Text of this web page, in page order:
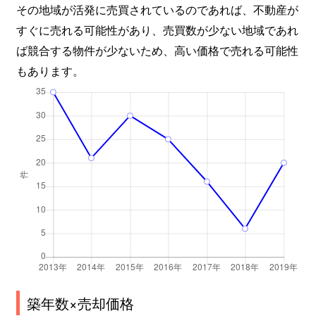
その地域が活発に売買されているのであれば、不動産が
すぐに売れる可能性があり、売買数が少ない地域であれ
ば競合する物件が少ないため、高い価格で売れる可能性
もあります。
築年数×売却価格